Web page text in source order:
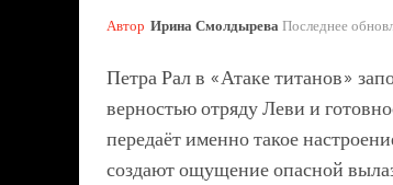
Автор Ирина СмолдыреваПоследнее
Петра Рал в «Атаке титанов»
верностью отряду Леви и
передаёт именно такое
создают ощущение опасной